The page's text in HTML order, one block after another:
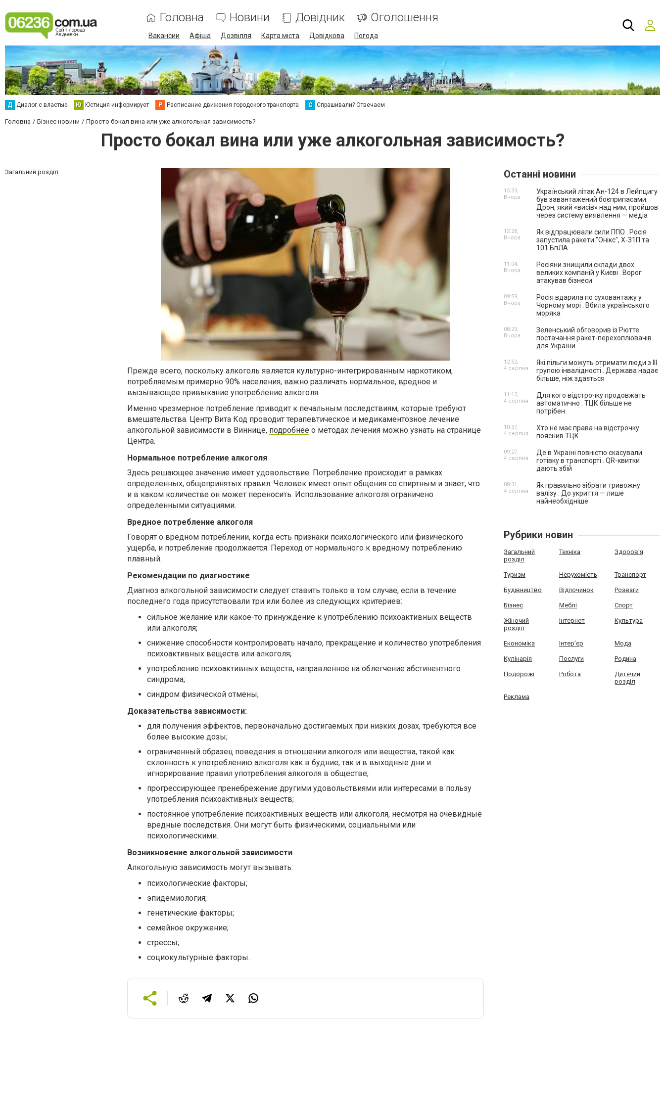
Головна Новини Довідник Оголошення
Вакансии Афіша Дозвілля Карта міста Довідкова Погода
Д Диалог с властью Ю Юстиция информирует Р Расписание движения городского транспорта С Спрашивали? Отвечаем
Головна Бізнес новини Просто бокал вина или уже алкогольная зависимость?
Просто бокал вина или уже алкогольная зависимость?
Загальний розділ
Прежде всего, поскольку алкоголь является культурно-интегрированным наркотиком,
потребляемым примерно 90% населения, важно различать нормальное, вредное и
вызывающее привыкание употребление алкоголя.
Именно чрезмерное потребление приводит к печальным последствиям, которые требуют
вмешательства. Центр Вита Код проводит терапевтическое и медикаментозное лечение
алкогольной зависимости в Виннице, подробнее о методах лечения можно узнать на странице
Центра.
Нормальное потребление алкоголя
Здесь решающее значение имеет удовольствие. Потребление происходит в рамках
определенных, общепринятых правил. Человек имеет опыт общения со спиртным и знает, что
и в каком количестве он может переносить. Использование алкоголя ограничено
определенными ситуациями.
Вредное потребление алкоголя
Говорят о вредном потреблении, когда есть признаки психологического или физического
ущерба, и потребление продолжается. Переход от нормального к вредному потреблению
плавный.
Рекомендации по диагностике
Диагноз алкогольной зависимости следует ставить только в том случае, если в течение
последнего года присутствовали три или более из следующих критериев:
сильное желание или какое-то принуждение к употреблению психоактивных веществ
или алкоголя;
снижение способности контролировать начало, прекращение и количество употребления
психоактивных веществ или алкоголя;
употребление психоактивных веществ, направленное на облегчение абстинентного
синдрома;
синдром физической отмены;
Доказательства зависимости:
для получения эффектов, первоначально достигаемых при низких дозах, требуются все
более высокие дозы;
ограниченный образец поведения в отношении алкоголя или вещества, такой как
склонность к употреблению алкоголя как в будние, так и в выходные дни и
игнорирование правил употребления алкоголя в обществе;
прогрессирующее пренебрежение другими удовольствиями или интересами в пользу
употребления психоактивных веществ;
постоянное употребление психоактивных веществ или алкоголя, несмотря на очевидные
вредные последствия. Они могут быть физическими, социальными или
психологическими.
Возникновение алкогольной зависимости
Алкогольную зависимость могут вызывать:
психологические факторы;
эпидемиология;
генетические факторы;
семейное окружение;
стрессы;
социокультурные факторы.
Останні новини
Український літак Ан-124 в Лейпцигу
був завантажений боєприпасами.
Дрон, який «висів» над ним, пройшов
через систему виявлення — медіа
15:59,
Вчора
Як відпрацювали сили ППО . Росія
запустила ракети "Онікс", Х-31П та
101 БпЛА
12:28,
Вчора
Росіяни знищили склади двох
великих компаній у Києві . Ворог
атакував бізнеси
11:04,
Вчора
Росія вдарила по суховантажу у
Чорному морі . Вбила українського
моряка
09:59,
Вчора
Зеленський обговорив із Рютте
постачання ракет-перехоплювачів
для України
08:29,
Вчора
Які пільги можуть отримати люди з III
групою інвалідності . Держава надає
більше, ніж здається
12:52,
4 серпня
Для кого відстрочку продовжать
автоматично . ТЦК більше не
потрібен
11:13,
4 серпня
Хто не має права на відстрочку
пояснив ТЦК
10:37,
4 серпня
Де в Україні повністю скасували
готівку в транспорті . QR-квитки
дають збій
09:27,
4 серпня
Як правильно зібрати тривожну
валізу . До укриття — лише
найнеобхідніше
08:31,
4 серпня
Рубрики новин
Загальний
розділ
Техніка Здоров'я
Туризм Нерухомість Транспорт
Будівництво Відпочинок Розваги
Бізнес Меблі Спорт
Жіночий
розділ
Інтернет Культура
Економіка Інтер'єр Мода
Кулінарія Послуги Родина
Подорожі Робота
Дитячий
розділ
Реклама